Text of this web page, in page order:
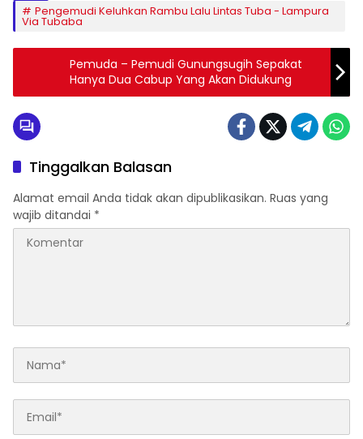
Pengemudi Keluhkan Rambu Lalu Lintas Tuba - Lampura
Via Tubaba
Pemuda – Pemudi Gunungsugih Sepakat
Hanya Dua Cabup Yang Akan Didukung
Tinggalkan Balasan
Alamat email Anda tidak akan dipublikasikan. Ruas yang
wajib ditandai *